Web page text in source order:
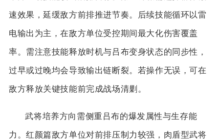
速效果，延缓敌方前排推进节奏。后续技能循环以雷
电输出为主，在敌方单位受控期间最大化伤害覆盖
率。需注意技能释放时机与吕布变身状态的同步性，
过早或过晚均会导致输出链断裂。若操作无误，可在
敌方释放关键技能前完成战场清剿。
武将培养方向需侧重吕布的爆发属性与生存能
力。红颜篇敌方单位对前排压制力较强，肉盾型武将